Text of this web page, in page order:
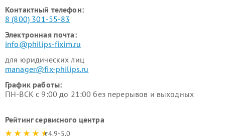
Контактный телефон:
8 (800) 301-55-83
Электронная почта:
info@philips-fixim.ru
для юридических лиц
manager@fix-philips.ru
График работы:
ПН-ВСК с 9:00 до 21:00 без перерывов и выходных
Рейтинг сервисного центра
4.9-5.0